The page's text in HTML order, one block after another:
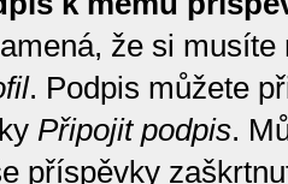
že si
. Podpis můžete
Připojit podpis.
příspěvky